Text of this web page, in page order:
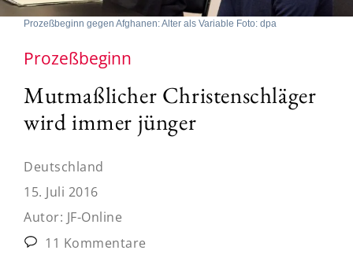
Prozeßbeginn gegen Afghanen: Alter als Variable Foto: dpa
Prozeßbeginn
Mutmaßlicher Christenschläger
wird immer jünger
Deutschland
15. Juli 2016
Autor: JF-Online
11 Kommentare